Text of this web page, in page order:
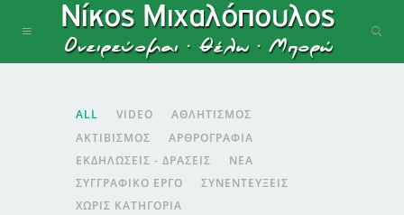
ALL VIDEO
ΑΘΛΗΤΙΣΜΌΣ
ΑΚΤΙΒΙΣΜΌΣ
ΑΡΘΡΟΓΡΑΦΊΑ
ΕΚΔΗΛΏΣΕΙΣ - ΔΡΆΣΕΙΣ
ΝΈΑ
ΣΥΓΓΡΑΦΙΚΌ ΈΡΓΟ
ΣΥΝΕΝΤΕΎΞΕΙΣ
ΧΩΡΊΣ ΚΑΤΗΓΟΡΊΑ